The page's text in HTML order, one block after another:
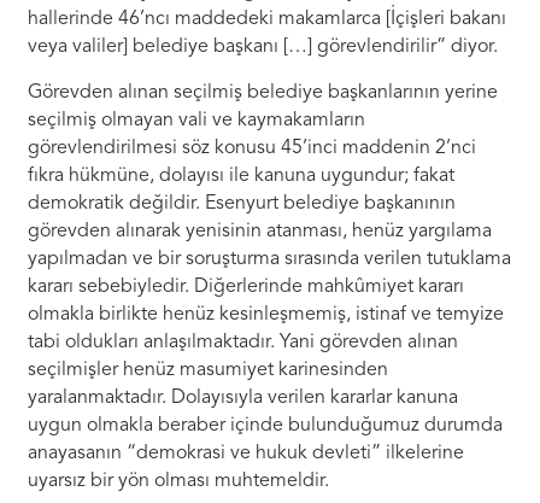
hallerinde 46’ncı maddedeki makamlarca [İçişleri bakanı
veya valiler] belediye başkanı […] görevlendirilir” diyor.
Görevden alınan seçilmiş belediye başkanlarının yerine
seçilmiş olmayan vali ve kaymakamların
görevlendirilmesi söz konusu 45’inci maddenin 2’nci
fıkra hükmüne, dolayısı ile kanuna uygundur; fakat
demokratik değildir. Esenyurt belediye başkanının
görevden alınarak yenisinin atanması, henüz yargılama
yapılmadan ve bir soruşturma sırasında verilen tutuklama
kararı sebebiyledir. Diğerlerinde mahkûmiyet kararı
olmakla birlikte henüz kesinleşmemiş, istinaf ve temyize
tabi oldukları anlaşılmaktadır. Yani görevden alınan
seçilmişler henüz masumiyet karinesinden
yaralanmaktadır. Dolayısıyla verilen kararlar kanuna
uygun olmakla beraber içinde bulunduğumuz durumda
anayasanın “demokrasi ve hukuk devleti” ilkelerine
uyarsız bir yön olması muhtemeldir.